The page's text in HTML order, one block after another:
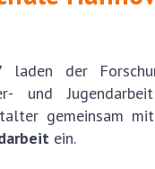
laden der
und
gemeinsam
ein.